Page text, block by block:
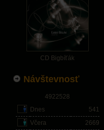
CD Bigbíťák
Návštevnosť
4922528
Dnes
541
Včera
2669